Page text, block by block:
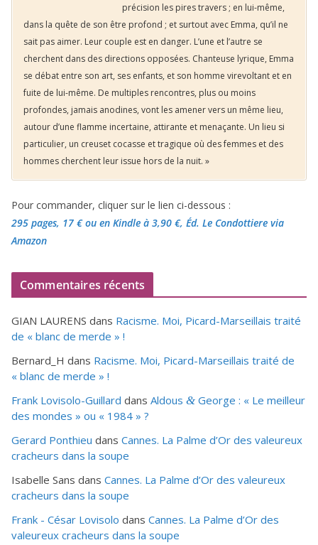
précision les pires travers ; en lui-même,
dans la quête de son être profond ; et surtout avec Emma, qu’il ne
sait pas aimer. Leur couple est en danger. L’une et l’autre se
cherchent dans des directions opposées. Chanteuse lyrique, Emma
se débat entre son art, ses enfants, et son homme virevoltant et en
fuite de lui-même. De multiples rencontres, plus ou moins
profondes, jamais anodines, vont les amener vers un même lieu,
autour d’une flamme incertaine, attirante et menaçante. Un lieu si
particulier, un creuset cocasse et tragique où des femmes et des
hommes cherchent leur issue hors de la nuit. »
Pour commander, cliquer sur le lien ci-dessous :
295 pages, 17 €ou en Kindle à 3,90 €, Éd. Le Condottiere via
Amazon
Commentaires récents
GIAN LAURENS dans Racisme. Moi, Picard-Marseillais traité
de « blanc de merde » !
Bernard_H dans Racisme. Moi, Picard-Marseillais traité de
« blanc de merde » !
Frank Lovisolo-Guillard dans Aldous & George : « Le meilleur
des mondes » ou « 1984 » ?
Gerard Ponthieu dans Cannes. La Palme d’Or des valeureux
cracheurs dans la soupe
Isabelle Sans dans Cannes. La Palme d’Or des valeureux
cracheurs dans la soupe
Frank - César Lovisolo dans Cannes. La Palme d’Or des
valeureux cracheurs dans la soupe